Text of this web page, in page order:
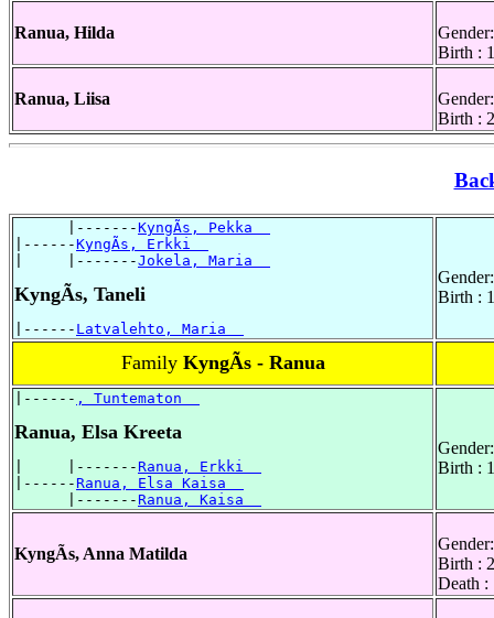
Ranua, Hilda
Birth :
Ranua, Liisa
Birth :
      |-------
KyngÃs, Pekka
|------KyngÃs, Erkki
|     |-------Jokela, Maria
KyngÃs, Taneli
|------ Latvalehto, Maria
Birth :
Family KyngÃs - Ranua
|------ , Tuntematon
Ranua, Elsa Kreeta
|     |-------Ranua, Erkki
|------Ranua, Elsa Kaisa
      |-------
Ranua, Kaisa
Birth :
KyngÃs, Anna Matilda
Birth :
Death :